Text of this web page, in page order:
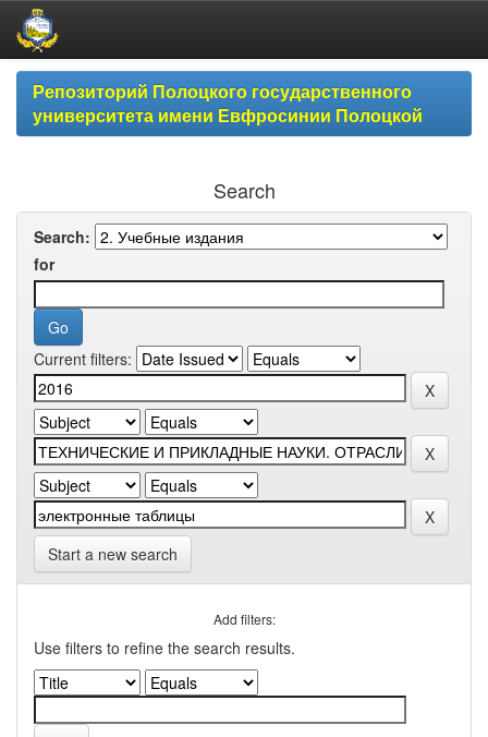
Skip
navigationРепозиторий Полоцкого государственного
университета имени Евфросинии Полоцкой
Search
Search:
for
Current filters:
Start a new search
Add filters:
Use filters to refine the search results.